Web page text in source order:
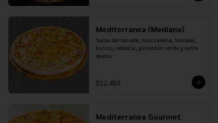
Mediterranea (Mediana)
Salsa de tomate, mozzarella, tomate,
tocino, cebolla, pimentón verde y extra
queso
$12.450
Mediterranea Gourmet